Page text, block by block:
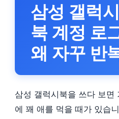
삼성 갤럭
북 계정 로
왜 자꾸 반
삼성 갤럭시북을 쓰다 보면
에 꽤 애를 먹을 때가 있습